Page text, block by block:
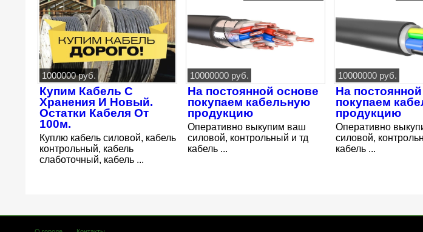
1000000 руб.
Купим Кабель С
Хранения И Новый.
Остатки Кабеля От
100м.
Куплю кабель силовой, кабель
контрольный, кабель
слаботочный, кабель ...
10000000 руб.
На постоянной основе
покупаем кабельную
продукцию
Оперативно выкупим ваш
силовой, контрольный и тд
кабель ...
10000000 руб.
На
покупаем
продукцию
Оперативно
силовой,
кабель ...